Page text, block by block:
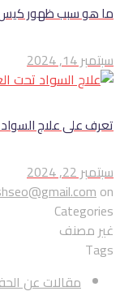
ما هو سبب ظهور كيس
سبتمبر 14, 2024
تعرف على علاج
سبتمبر 22, 2024
on
Categories
غير مصنف
Tags
مقالات عن